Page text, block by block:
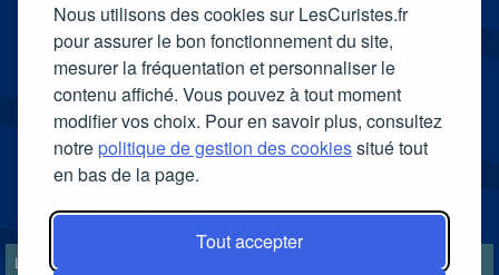
Nous utilisons des cookies sur LesCuristes.fr
pour assurer le bon fonctionnement du site,
mesurer la fréquentation et personnaliser le
contenu affiché. Vous pouvez à tout moment
modifier vos choix. Pour en savoir plus, consultez
notrepolitique de gestion des cookiessitué tout
en bas de la page.
Tout accepter
Les Bains du Mont-Blanc
Carte cadeau spa Vichy
Carte cadeau spa Bagnoles-de-l'Orne
Carte cadeau spa Saubusse
Carte cadeau spa Châtel-Guyon
LesCuristes.fr participe et est conforme à l'ensemble des